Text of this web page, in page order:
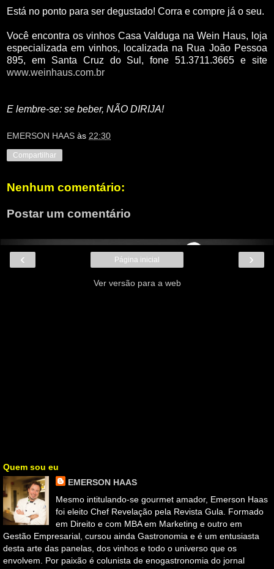
Está no ponto para ser degustado! Corra e compre já o seu.
Você encontra os vinhos Casa Valduga na Wein Haus, loja
especializada em vinhos, localizada na Rua João Pessoa
895, em Santa Cruz do Sul, fone 51.3711.3665 e site
www.weinhaus.com.br
E lembre-se: se beber, NÃO DIRIJA!
EMERSON HAAS às 22:30
Compartilhar
Nenhum comentário:
Postar um comentário
‹ ›
Página inicial
Ver versão para a web
Quem sou eu
EMERSON HAAS
Mesmo intitulando-se gourmet amador, Emerson Haas
foi eleito Chef Revelação pela Revista Gula. Formado
em Direito e com MBA em Marketing e outro em
Gestão Empresarial, cursou ainda Gastronomia e é um entusiasta
desta arte das panelas, dos vinhos e todo o universo que os
envolvem. Por paixão é colunista de enogastronomia do jornal